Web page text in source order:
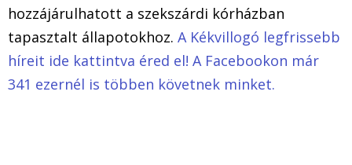
hozzájárulhatott a szekszárdi kórházban
tapasztalt állapotokhoz. A Kékvillogó legfrissebb
híreit ide kattintva éred el! A Facebookon már
341 ezernél is többen követnek minket.